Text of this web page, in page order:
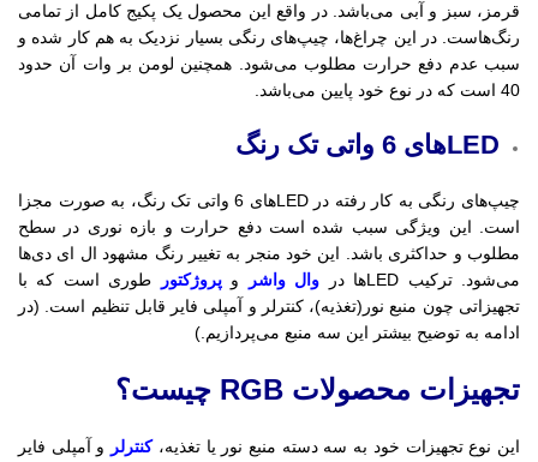
قرمز، سبز و آبی می‌باشد. در واقع این محصول یک پکیج کامل از تمامی
رنگ‌هاست. در این چراغ‌ها، چیپ‌های رنگی بسیار نزدیک به هم کار شده و
سبب عدم دفع حرارت مطلوب می‌شود. همچنین لومن بر وات آن حدود
40 است که در نوع خود پایین می‌باشد.
LEDهای 6 واتی تک رنگ
چیپ‌های رنگی به کار رفته در LEDهای 6 واتی تک رنگ، به صورت مجزا
است. این ویژگی سبب شده است دفع حرارت و بازه نوری در سطح
مطلوب و حداکثری باشد. این خود منجر به تغییر رنگ مشهود ال ای دی‌ها
می‌شود. ترکیب LEDها در
وال واشر وپروژکتور
طوری است که با
تجهیزاتی چون منبع نور(تغذیه)، کنترلر و آمپلی فایر قابل تنظیم است. (در
ادامه به توضیح بیشتر این سه منبع می‌پردازیم.)
تجهیزات محصولات RGB چیست؟
این نوع تجهیزات خود به سه دسته منبع نور یا تغذیه،کنترلر
و آمپلی فایر